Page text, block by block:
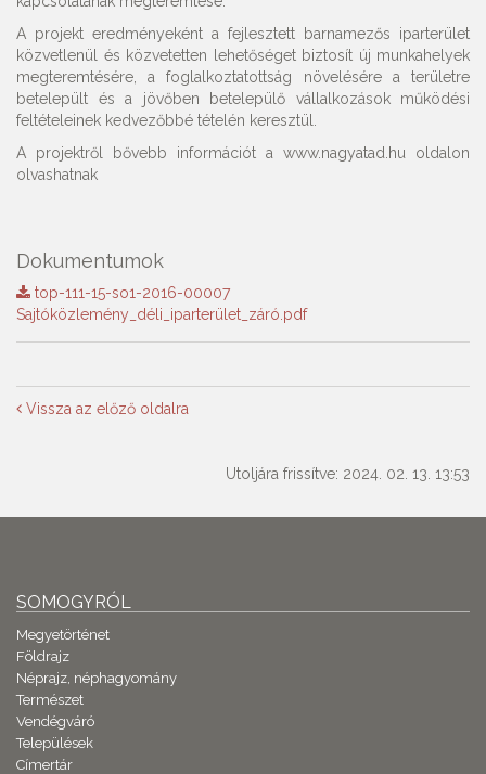
A projekt eredményeként a fejlesztett barnamezős iparterület
közvetlenül és közvetetten lehetőséget biztosít új munkahelyek
megteremtésére, a foglalkoztatottság növelésére a területre
betelepült és a jövőben betelepülő vállalkozások működési
feltételeinek kedvezőbbé tételén keresztül.
A projektről bővebb információt a www.nagyatad.hu oldalon
olvashatnak
Dokumentumok
top-111-15-so1-2016-00007
Sajtóközlemény_déli_iparterület_záró.pdf
Vissza az előző oldalra
Utoljára frissítve: 2024. 02. 13. 13:53
SOMOGYRÓL
Megyetörténet
Földrajz
Néprajz, néphagyomány
Természet
Vendégváró
Települések
Címertár